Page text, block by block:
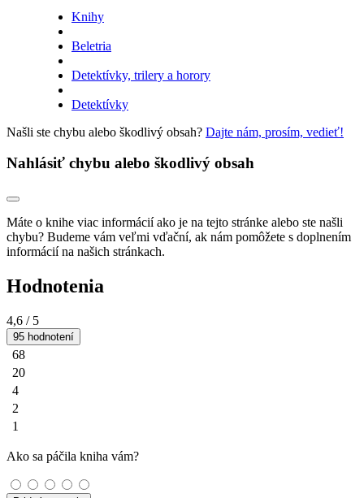
Knihy
Beletria
Detektívky, trilery a horory
Detektívky
Našli ste chybu alebo škodlivý obsah? Dajte nám, prosím, vedieť!
Nahlásiť chybu alebo škodlivý obsah
Máte o knihe viac informácií ako je na tejto stránke alebo ste našli
chybu? Budeme vám veľmi vďační, ak nám pomôžete s doplnením
informácií na našich stránkach.
Hodnotenia
4,6 / 5
95 hodnotení
68
20
4
2
1
Ako sa páčila kniha vám?